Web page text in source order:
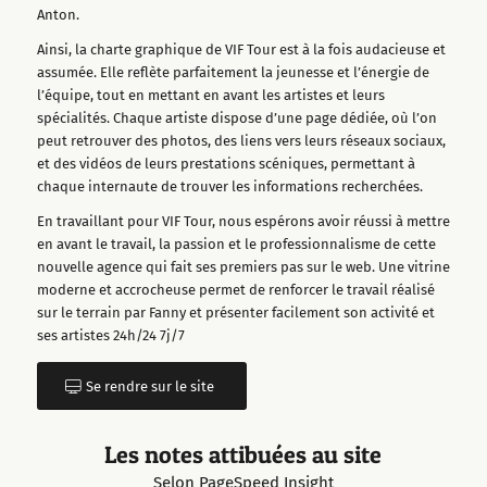
Anton.
Ainsi, la charte graphique de VIF Tour est à la fois audacieuse et
assumée. Elle reflète parfaitement la jeunesse et l’énergie de
l’équipe, tout en mettant en avant les artistes et leurs
spécialités. Chaque artiste dispose d’une page dédiée, où l’on
peut retrouver des photos, des liens vers leurs réseaux sociaux,
et des vidéos de leurs prestations scéniques, permettant à
chaque internaute de trouver les informations recherchées.
En travaillant pour VIF Tour, nous espérons avoir réussi à mettre
en avant le travail, la passion et le professionnalisme de cette
nouvelle agence qui fait ses premiers pas sur le web. Une vitrine
moderne et accrocheuse permet de renforcer le travail réalisé
sur le terrain par Fanny et présenter facilement son activité et
ses artistes 24h/24 7j/7
Se rendre sur le site
Les notes attibuées au site
Selon PageSpeed Insight